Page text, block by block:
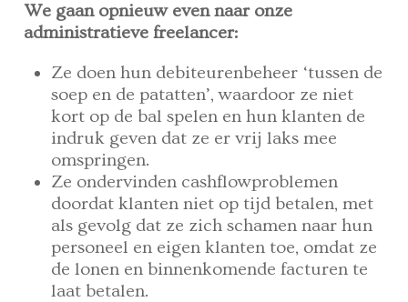
We gaan opnieuw even naar onze
administratieve freelancer:
Ze doen hun debiteurenbeheer ‘tussen de
soep en de patatten’, waardoor ze niet
kort op de bal spelen en hun klanten de
indruk geven dat ze er vrij laks mee
omspringen.
Ze ondervinden cashflowproblemen
doordat klanten niet op tijd betalen, met
als gevolg dat ze zich schamen naar hun
personeel en eigen klanten toe, omdat ze
de lonen en binnenkomende facturen te
laat betalen.